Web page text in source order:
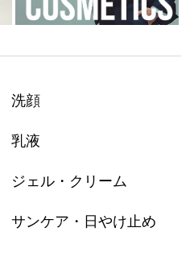
洗顔
乳液
ジェル・クリーム
サンケア・日やけ止め